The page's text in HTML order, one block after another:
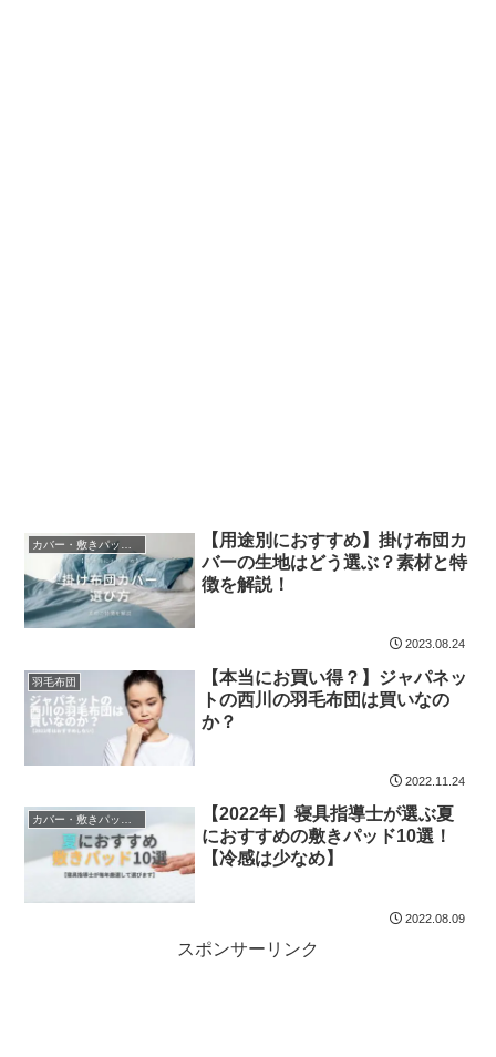
カバー・敷きパッド・ベッドパッド
【用途別におすすめ】掛け布団カ
バーの生地はどう選ぶ？素材と特
徴を解説！
2023.08.24
羽毛布団
【本当にお買い得？】ジャパネッ
トの西川の羽毛布団は買いなの
か？
2022.11.24
【2022年】寝具指導士が選ぶ夏
におすすめの敷きパッド10選！
【冷感は少なめ】
2022.08.09
スポンサーリンク